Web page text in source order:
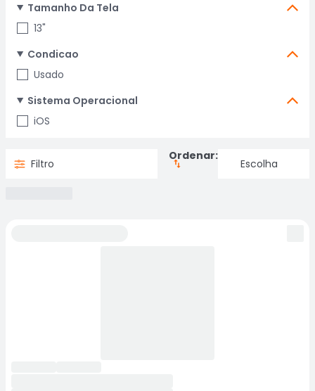
Tamanho Da Tela
13"
Condicao
Usado
Sistema Operacional
iOS
Filtro
Ordenar: